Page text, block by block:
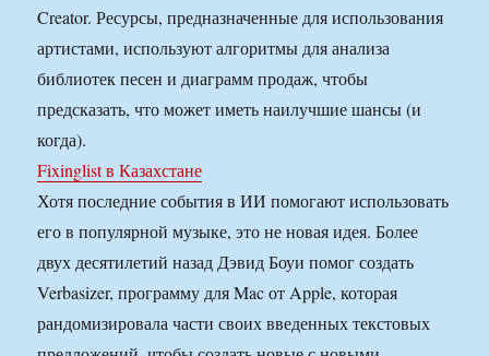
Creator. Ресурсы, предназначенные для использования
артистами, используют алгоритмы для анализа
библиотек песен и диаграмм продаж, чтобы
предсказать, что может иметь наилучшие шансы (и
когда).
Fixinglist в Казахстане
Хотя последние события в ИИ помогают использовать
его в популярной музыке, это не новая идея. Более
двух десятилетий назад Дэвид Боуи помог создать
Verbasizer, программу для Mac от Apple, которая
рандомизировала части своих введенных текстовых